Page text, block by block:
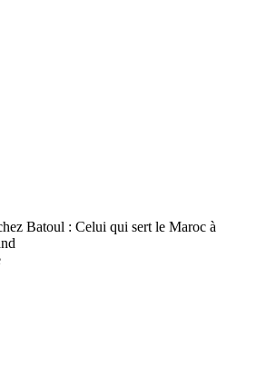
Batoul : Celui qui sert le Maroc à